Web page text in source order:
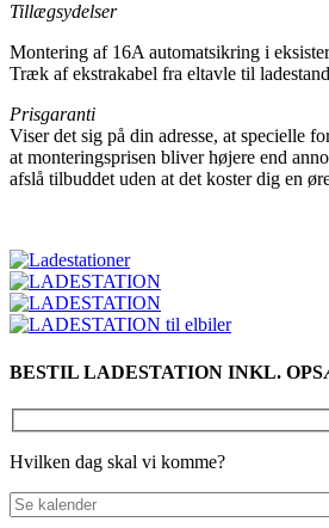
Tillægsydelser
Montering af 16A automatsikring i
Træk af ekstrakabel fra eltavle til
Prisgaranti
Viser det sig på din adresse, at specielle
at monteringsprisen bliver højere end
afslå tilbuddet uden at det koster dig en
BESTIL LADESTATION INKL.
Hvilken dag skal vi komme?